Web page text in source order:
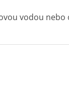
vodou nebo